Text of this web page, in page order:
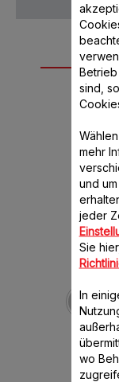
sind,
mehr
und
jeder
Sie
In
wo